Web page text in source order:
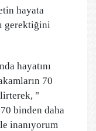
hayata
gerektiğini
hayatını
70
"
70 binden daha
inanıyorum